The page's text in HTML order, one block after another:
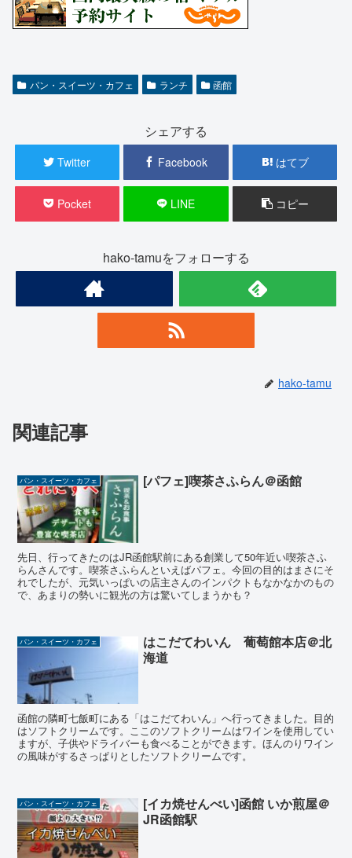
パン・スイーツ・カフェ ランチ 函館
シェアする
Twitter Facebook はてブ
Pocket LINE コピー
hako-tamuをフォローする
hako-tamu
関連記事
パン・スイーツ・カフェ [パフェ]喫茶さふらん＠函館
先日、行ってきたのはJR函館駅前にある創業して50年近い喫茶さふ
らんさんです。喫茶さふらんといえばパフェ。今回の目的はまさにそ
れでしたが、元気いっぱいの店主さんのインパクトもなかなかのもの
で、あまりの勢いに観光の方は驚いてしまうかも？
パン・スイーツ・カフェ
はこだてわいん 葡萄館本店＠北
海道
函館の隣町七飯町にある「はこだてわいん」へ行ってきました。目的
はソフトクリームです。ここのソフトクリームはワインを使用してい
ますが、子供やドライバーも食べることができます。ほんのりワイン
の風味がするさっぱりとしたソフトクリームです。
パン・スイーツ・カフェ
[イカ焼せんべい]函館 いか煎屋＠
JR函館駅